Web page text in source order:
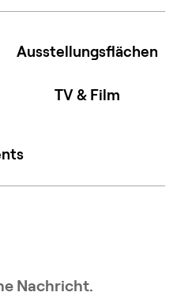
Ausstellungsflächen
TV & Film
Nachricht.